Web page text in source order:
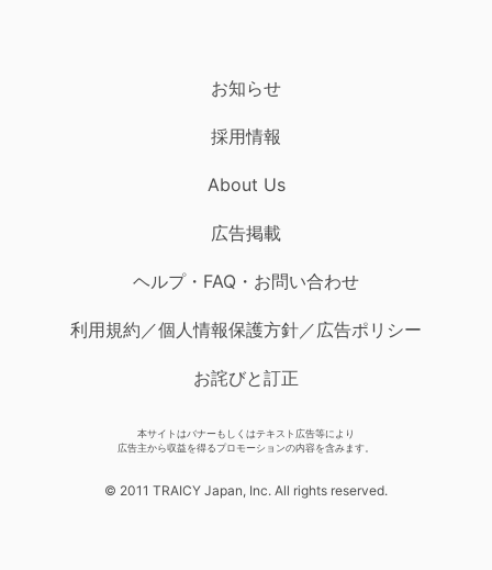
お知らせ
採用情報
About Us
広告掲載
ヘルプ・FAQ・お問い合わせ
利用規約／個人情報保護方針／広告ポリシー
お詫びと訂正
本サイトはバナーもしくはテキスト広告等により
広告主から収益を得るプロモーションの内容を含みます。
© 2011 TRAICY Japan, Inc. All rights reserved.